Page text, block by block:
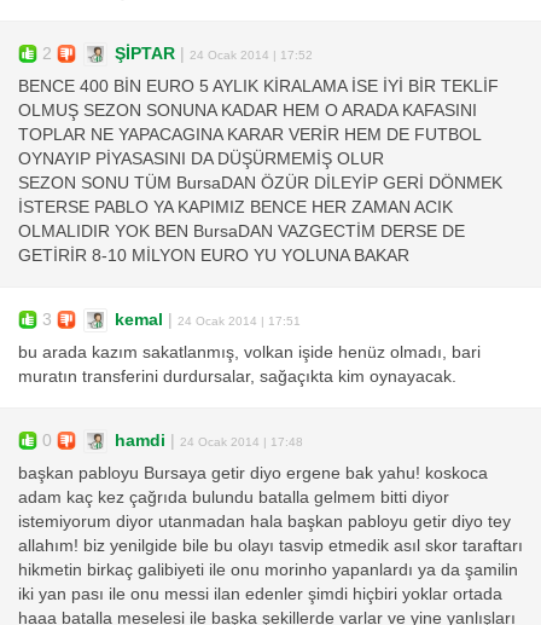
2 ŞİPTAR | 24 Ocak 2014 | 17:52
BENCE 400 BİN EURO 5 AYLIK KİRALAMA İSE İYİ BİR TEKLİF
OLMUŞ SEZON SONUNA KADAR HEM O ARADA KAFASINI
TOPLAR NE YAPACAGINA KARAR VERİR HEM DE FUTBOL
OYNAYIP PİYASASINI DA DÜŞÜRMEMİŞ OLUR
SEZON SONU TÜM BursaDAN ÖZÜR DİLEYİP GERİ DÖNMEK
İSTERSE PABLO YA KAPIMIZ BENCE HER ZAMAN ACIK
OLMALIDIR YOK BEN BursaDAN VAZGECTİM DERSE DE
GETİRİR 8-10 MİLYON EURO YU YOLUNA BAKAR
3 kemal | 24 Ocak 2014 | 17:51
bu arada kazım sakatlanmış, volkan işide henüz olmadı, bari
muratın transferini durdursalar, sağaçıkta kim oynayacak.
0 hamdi | 24 Ocak 2014 | 17:48
başkan pabloyu Bursaya getir diyo ergene bak yahu! koskoca
adam kaç kez çağrıda bulundu batalla gelmem bitti diyor
istemiyorum diyor utanmadan hala başkan pabloyu getir diyo tey
allahım! biz yenilgide bile bu olayı tasvip etmedik asıl skor taraftarı
hikmetin birkaç galibiyeti ile onu morinho yapanlardı ya da şamilin
iki yan pası ile onu messi ilan edenler şimdi hiçbiri yoklar ortada
haaa batalla meselesi ile başka şekillerde varlar ve yine yanlışları